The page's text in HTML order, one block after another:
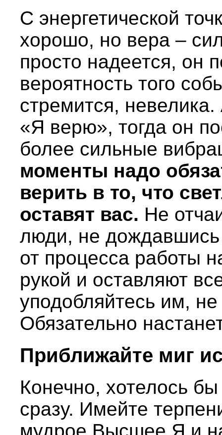
С энергетической
хорошо, но вера –
просто надеется, он
вероятность того
стремится,
«Я верю», тогда он
более сильные
моменты надо
верить в то, что
оставят вас. Не
люди, не дождавшись
от процесса работы
рукой и оставляют
уподобляйтесь им,
Обязательно
Приближайте миг
Конечно, хотелось
сразу. Имейте